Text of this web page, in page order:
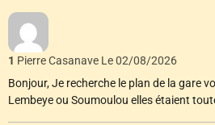
1 Pierre Casanave Le 02/08/2026
Bonjour, Je recherche le plan de la gare
Lembeye ou Soumoulou elles étaient